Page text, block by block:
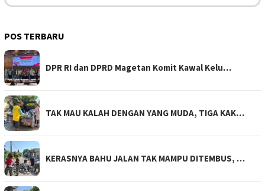
POS TERBARU
DPR RI dan DPRD Magetan Komit Kawal Kelu…
TAK MAU KALAH DENGAN YANG MUDA, TIGA KAK…
KERASNYA BAHU JALAN TAK MAMPU DITEMBUS, …